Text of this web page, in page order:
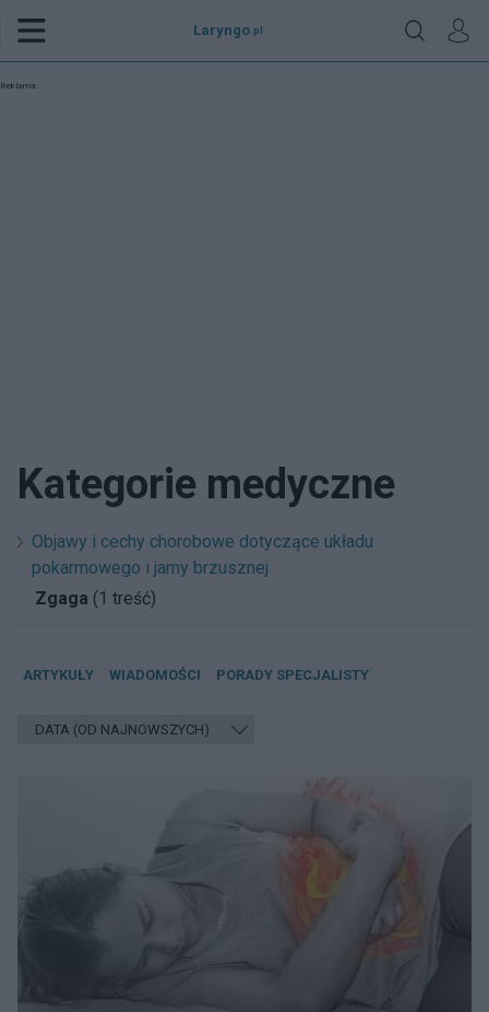
Laryngo .pl
Reklama:
Kategorie medyczne
Objawy i cechy chorobowe dotyczące układu
pokarmowego i jamy brzusznej
Zgaga (1 treść)
ARTYKUŁY WIADOMOŚCI PORADY SPECJALISTY